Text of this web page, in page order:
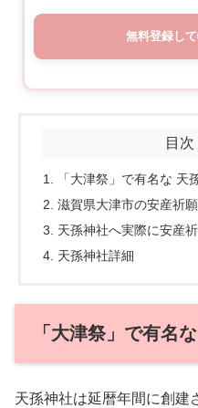
無料登録し
目次
「大津祭」で有名な 天
滋賀県大津市の安産祈
天孫神社へ実際に安産
天孫神社詳細
「大津祭」で有名
天孫神社は延暦年間に創建